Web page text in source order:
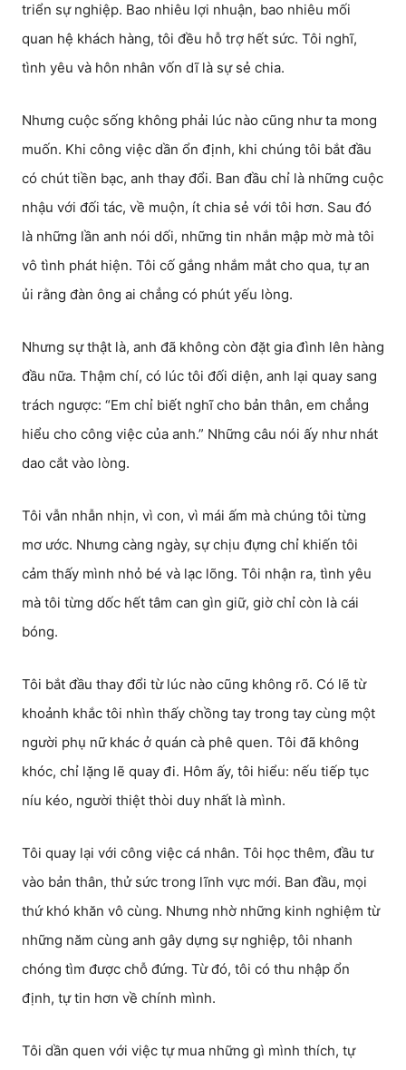
triển sự nghiệp. Bao nhiêu lợi nhuận, bao nhiêu mối
quan hệ khách hàng, tôi đều hỗ trợ hết sức. Tôi nghĩ,
tình yêu và hôn nhân vốn dĩ là sự sẻ chia.
Nhưng cuộc sống không phải lúc nào cũng như ta mong
muốn. Khi công việc dần ổn định, khi chúng tôi bắt đầu
có chút tiền bạc, anh thay đổi. Ban đầu chỉ là những cuộc
nhậu với đối tác, về muộn, ít chia sẻ với tôi hơn. Sau đó
là những lần anh nói dối, những tin nhắn mập mờ mà tôi
vô tình phát hiện. Tôi cố gắng nhắm mắt cho qua, tự an
ủi rằng đàn ông ai chẳng có phút yếu lòng.
Nhưng sự thật là, anh đã không còn đặt gia đình lên hàng
đầu nữa. Thậm chí, có lúc tôi đối diện, anh lại quay sang
trách ngược: “Em chỉ biết nghĩ cho bản thân, em chẳng
hiểu cho công việc của anh.” Những câu nói ấy như nhát
dao cắt vào lòng.
Tôi vẫn nhẫn nhịn, vì con, vì mái ấm mà chúng tôi từng
mơ ước. Nhưng càng ngày, sự chịu đựng chỉ khiến tôi
cảm thấy mình nhỏ bé và lạc lõng. Tôi nhận ra, tình yêu
mà tôi từng dốc hết tâm can gìn giữ, giờ chỉ còn là cái
bóng.
Tôi bắt đầu thay đổi từ lúc nào cũng không rõ. Có lẽ từ
khoảnh khắc tôi nhìn thấy chồng tay trong tay cùng một
người phụ nữ khác ở quán cà phê quen. Tôi đã không
khóc, chỉ lặng lẽ quay đi. Hôm ấy, tôi hiểu: nếu tiếp tục
níu kéo, người thiệt thòi duy nhất là mình.
Tôi quay lại với công việc cá nhân. Tôi học thêm, đầu tư
vào bản thân, thử sức trong lĩnh vực mới. Ban đầu, mọi
thứ khó khăn vô cùng. Nhưng nhờ những kinh nghiệm từ
những năm cùng anh gây dựng sự nghiệp, tôi nhanh
chóng tìm được chỗ đứng. Từ đó, tôi có thu nhập ổn
định, tự tin hơn về chính mình.
Tôi dần quen với việc tự mua những gì mình thích, tự